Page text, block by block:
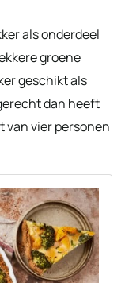
als onderdeel
groene
geschikt als
dan heeft
van vier personen